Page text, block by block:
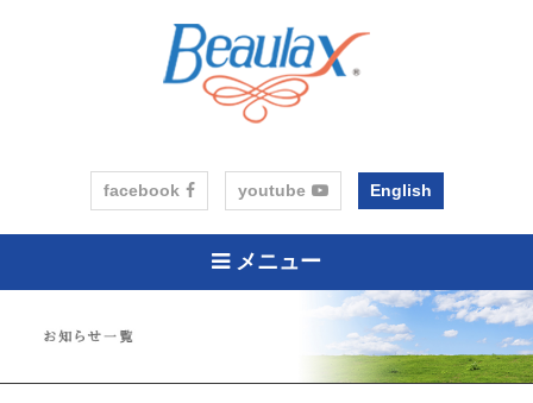
facebook youtube English
メニュー